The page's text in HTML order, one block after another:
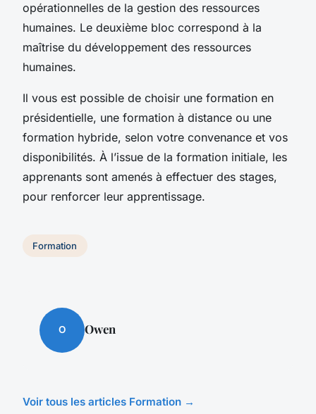
opérationnelles de la gestion des ressources
humaines. Le deuxième bloc correspond à la
maîtrise du développement des ressources
humaines.
Il vous est possible de choisir une formation en
présidentielle, une formation à distance ou une
formation hybride, selon votre convenance et vos
disponibilités. À l’issue de la formation initiale, les
apprenants sont amenés à effectuer des stages,
pour renforcer leur apprentissage.
Formation
O Owen
Voir tous les articles Formation →